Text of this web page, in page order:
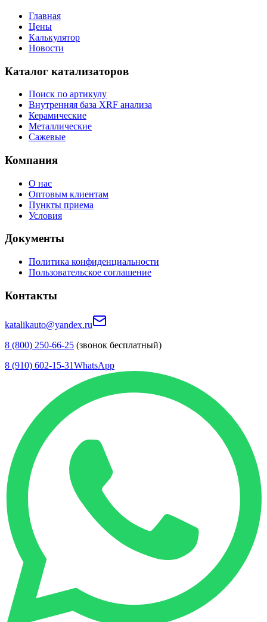
Главная
Цены
Калькулятор
Новости
Каталог катализаторов
Поиск по артикулу
Внутренняя база XRF анализа
Керамические
Металлические
Сажевые
Компания
О нас
Оптовым клиентам
Пункты приема
Условия
Документы
Политика конфиденциальности
Пользовательское соглашение
Контакты
katalikauto@yandex.ru
8 (800) 250-66-25 (звонок бесплатный)
8 (910) 602-15-31WhatsApp